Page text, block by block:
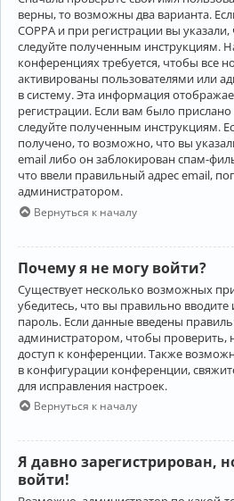
верны, то возможны два варианта.
COPPA и при регистрации вы
следуйте полученным инструкциям.
конференциях требуется, чтобы все
активированы пользователями или
в систему. Эта информация
регистрации. Если вам было
следуйте полученным инструкциям.
получено, то возможно, что вы
email либо он заблокирован спам-
что ввели правильный адрес email,
администратором.
Вернуться к началу
Почему я не могу войти?
Существует несколько возможных
убедитесь, что вы правильно
пароль. Если данные введены
администратором, чтобы проверить,
доступ к конференции. Также
в конфигурации конференции,
для исправления настроек.
Вернуться к началу
Я давно зарегистрирован,
войти!